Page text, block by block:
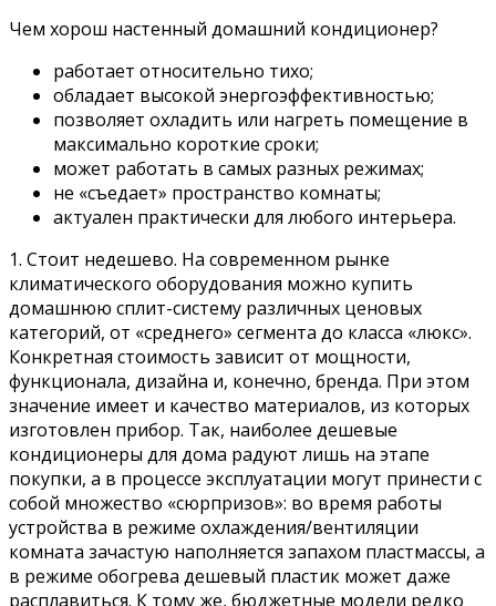
Чем хорош настенный домашний кондиционер?
работает относительно тихо;
обладает высокой энергоэффективностью;
позволяет охладить или нагреть помещение в
максимально короткие сроки;
может работать в самых разных режимах;
не «съедает» пространство комнаты;
актуален практически для любого интерьера.
1. Стоит недешево. На современном рынке
климатического оборудования можно купить
домашнюю сплит-систему различных ценовых
категорий, от «среднего» сегмента до класса «люкс».
Конкретная стоимость зависит от мощности,
функционала, дизайна и, конечно, бренда. При этом
значение имеет и качество материалов, из которых
изготовлен прибор. Так, наиболее дешевые
кондиционеры для дома радуют лишь на этапе
покупки, а в процессе эксплуатации могут принести с
собой множество «сюрпризов»: во время работы
устройства в режиме охлаждения/вентиляции
комната зачастую наполняется запахом пластмассы, а
в режиме обогрева дешевый пластик может даже
расплавиться. К тому же, бюджетные модели редко